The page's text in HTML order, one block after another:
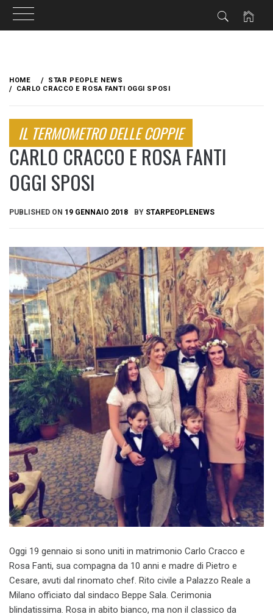
content
HOME
STAR PEOPLE NEWS
CARLO CRACCO E ROSA FANTI OGGI SPOSI
IL TERMOMETRO DELLE COPPIE
CARLO CRACCO E ROSA FANTI
OGGI SPOSI
PUBLISHED ON 19 GENNAIO 2018 BY STARPEOPLENEWS
Oggi 19 gennaio si sono uniti in matrimonio Carlo Cracco e
Rosa Fanti, sua compagna da 10 anni e madre di Pietro e
Cesare, avuti dal rinomato chef. Rito civile a Palazzo Reale a
Milano officiato dal sindaco Beppe Sala. Cerimonia
blindatissima. Rosa in abito bianco, ma non il classico da